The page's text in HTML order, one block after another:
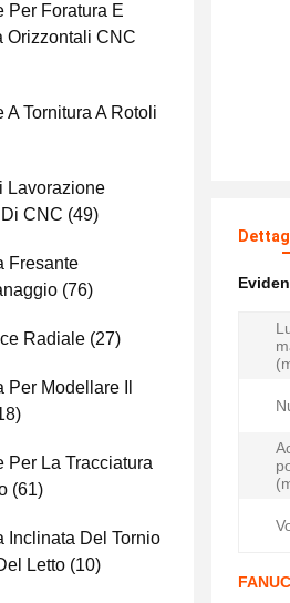
Per Foratura E
Orizzontali CNC
A Tornitura A Rotoli
Lavorazione
CNC (49)
Fresante
(76)
Radiale (27)
Per Modellare Il
Per La Tracciatura
(61)
Inclinata Del Tornio
Letto (10)